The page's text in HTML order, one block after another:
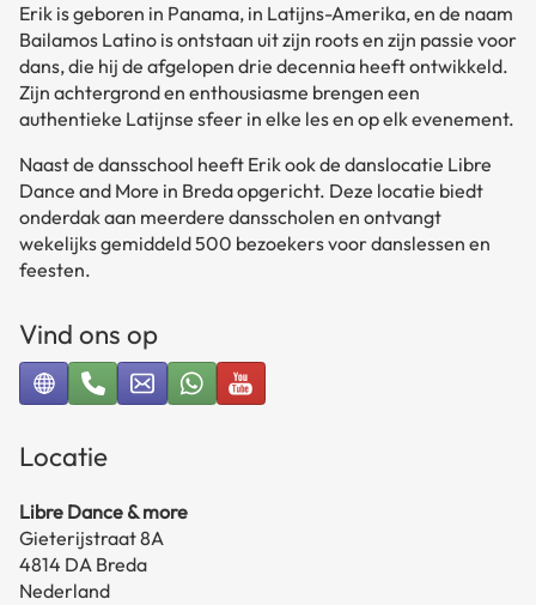
Erik is geboren in Panama, in Latijns-Amerika, en de naam
Bailamos Latino is ontstaan uit zijn roots en zijn passie voor
dans, die hij de afgelopen drie decennia heeft ontwikkeld.
Zijn achtergrond en enthousiasme brengen een
authentieke Latijnse sfeer in elke les en op elk evenement.
Naast de dansschool heeft Erik ook de danslocatie Libre
Dance and More in Breda opgericht. Deze locatie biedt
onderdak aan meerdere dansscholen en ontvangt
wekelijks gemiddeld 500 bezoekers voor danslessen en
feesten.
Vind ons op
Locatie
Libre Dance & more
Gieterijstraat 8A
4814 DA Breda
Nederland